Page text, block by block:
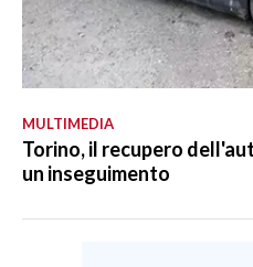
MULTIMEDIA
Torino, il recupero
un inseguimento